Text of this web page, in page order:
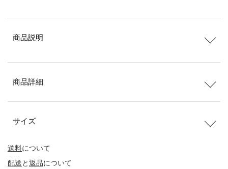
送料について
配送と返品について
商品説明
商品詳細
サイズ